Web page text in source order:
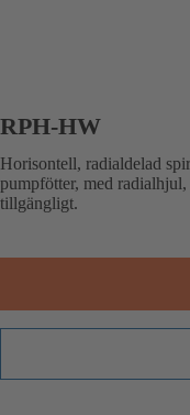
RPH-HW
Horisontell, radialdelad
pumpfötter, med
tillgängligt.